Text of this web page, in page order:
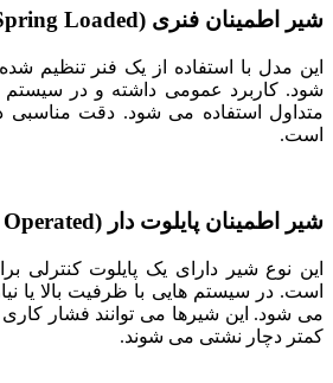
شیر اطمینان فنری (Spring Loaded)
این مدل با استفاده از یک فنر تنظیم
شود. کاربرد عمومی داشته و در سیستم
متداول استفاده می ‌شود. دقت مناسبی
است.
شیر اطمینان پایلوت ‌دار (Pilot Operated)
این نوع شیر دارای یک پایلوت کنترلی
است. در سیستم ‌هایی با ظرفیت بالا یا
می‌ شود. این شیرها می ‌توانند فشار کاری
کمتر دچار نشتی می ‌شوند.